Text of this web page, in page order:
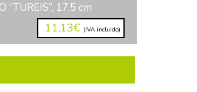
“TUREIS”, 17,5 cm
11,13€ (IVA incluido)